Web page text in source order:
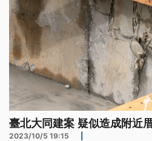
臺北大同建案 疑似造成附近
2023/10/5 19:15